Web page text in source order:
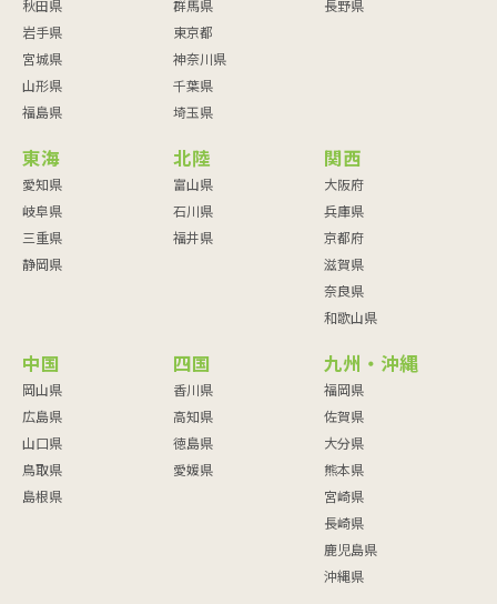
秋田県
岩手県
宮城県
山形県
福島県
群馬県
東京都
神奈川県
千葉県
埼玉県
長野県
東海
愛知県
岐阜県
三重県
静岡県
北陸
富山県
石川県
福井県
関西
大阪府
兵庫県
京都府
滋賀県
奈良県
和歌山県
中国
岡山県
広島県
山口県
鳥取県
島根県
四国
香川県
高知県
徳島県
愛媛県
九州・沖縄
福岡県
佐賀県
大分県
熊本県
宮崎県
長崎県
鹿児島県
沖縄県